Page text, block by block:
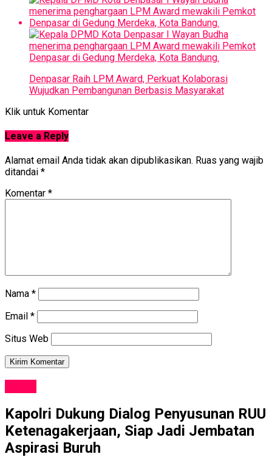
Denpasar Raih LPM Award, Perkuat Kolaborasi
Wujudkan Pembangunan Berbasis Masyarakat
Klik untuk Komentar
Leave a Reply
Alamat email Anda tidak akan dipublikasikan. Ruas yang wajib
ditandai *
Komentar *
Nama *
Email *
Situs Web
Kapolri Dukung Dialog Penyusunan RUU
Ketenagakerjaan, Siap Jadi Jembatan
Aspirasi Buruh